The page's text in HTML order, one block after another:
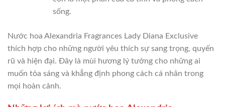
sống.
Nước hoa Alexandria Fragrances Lady Diana Exclusive
thích hợp cho những người yêu thích sự sang trọng, quyến
rũ và hiện đại. Đây là mùi hương lý tưởng cho những ai
muốn tỏa sáng và khẳng định phong cách cá nhân trong
mọi hoàn cảnh.